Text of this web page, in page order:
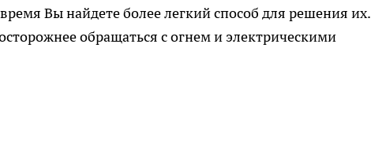
Вы найдете более легкий способ для решения их.
обращаться с огнем и электрическими